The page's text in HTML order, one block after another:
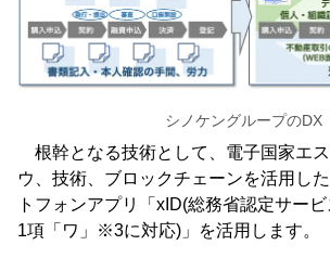
シノケングループのDX
根幹となる技術として、電子国家エ
ウ、技術、ブロックチェーンを活用し
トフォンアプリ「xID(総務省認定サー
1項「ワ」※3に対応)」を活用します。